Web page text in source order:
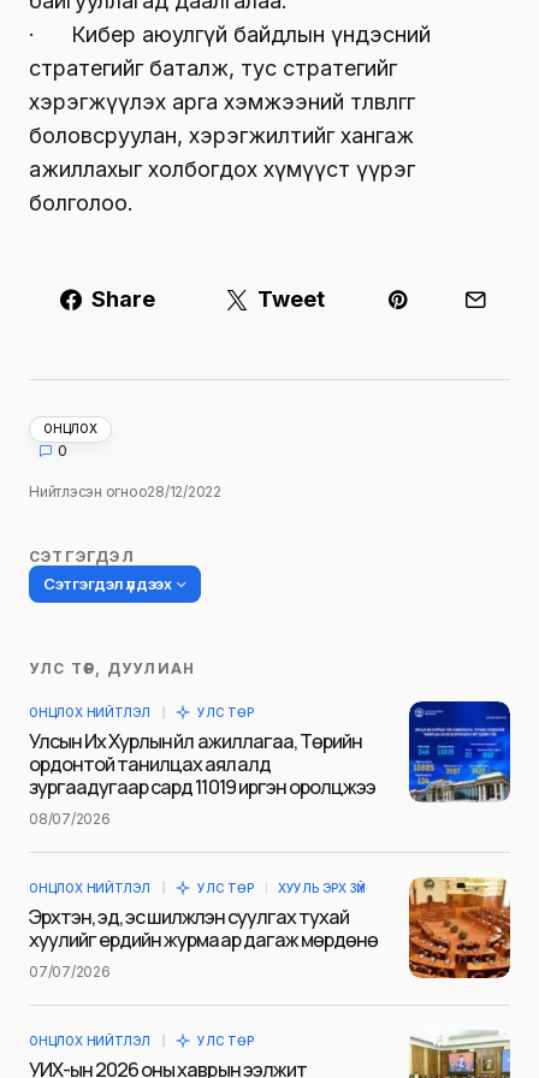
· Кибер аюулгүй байдлын үндэсний
стратегийг баталж, тус стратегийг
хэрэгжүүлэх арга хэмжээний төлөвлөгөөг
боловсруулан, хэрэгжилтийг хангаж
ажиллахыг холбогдох хүмүүст үүрэг
болголоо.
Share Tweet
ОНЦЛОХ
0
Нийтлэсэн огноо28/12/2022
СЭТГЭГДЭЛ
Сэтгэгдэл үлдээх
Таны имэйл хаягийг нийтлэхгүй.
тэмдэглэсэн
Сэтгэгдэл*
Name
УЛС ТӨР, ДУУЛИАН
ОНЦЛОХ НИЙТЛЭЛ УЛС ТӨР
Улсын Их Хурлын үйл ажиллагаа, Төрийн
ордонтой танилцах аялалд
зургаадугаар сард 11019 иргэн оролцжээ
08/07/2026
ОНЦЛОХ НИЙТЛЭЛ УЛС ТӨР ХУУЛЬ ЭРХ ЗҮЙ
Эрхтэн, эд, эс шилжүүлэн суулгах тухай
хуулийг ердийн журмаар дагаж мөрдөнө
07/07/2026
ОНЦЛОХ НИЙТЛЭЛ УЛС ТӨР
УИХ-ын 2026 оны хаврын ээлжит